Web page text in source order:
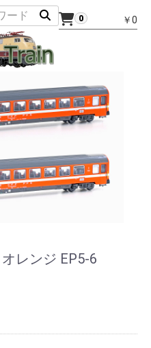
0 ￥0
レンジ EP5-6